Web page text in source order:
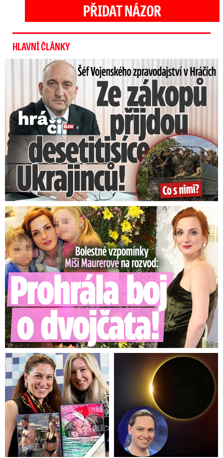
PŘIDAT NÁZOR
HLAVNÍ ČLÁNKY
Šéf Vojenského zpravodajství: Přijdou desetitisíce Ukrajinců
Bolestné vzpomínky Míši Maurerové: Prohrála boj o dvojčata!